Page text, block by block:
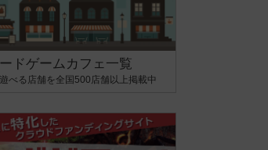
ドゲームカフェ一覧
べる店舗を全国500店舗以上掲載中